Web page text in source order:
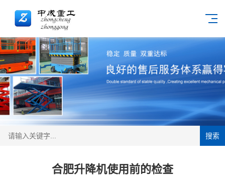
搜索
合肥升降机使用前的检查